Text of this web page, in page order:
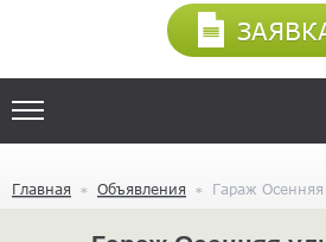
Главная Объявления Гараж